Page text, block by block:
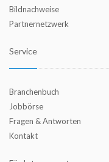
Bildnachweise
Partnernetzwerk
Service
Branchenbuch
Jobbörse
Fragen & Antworten
Kontakt